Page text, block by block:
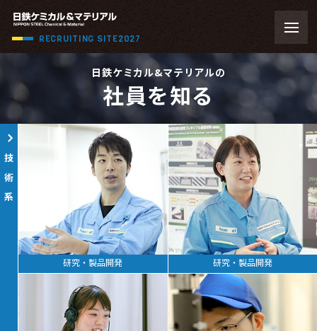
RECRUITING SITE2027
メッセージ
トップメッセージ
コンセプト
私たちの
事業フィールド
数字で見る
仕事と社員
職種 プロジェクトストーリー
座談会
ギャラリーフォトギャラリー
ムービーギャラリー
インフォメーション
採用FAQ
国内・海外拠点
2028年卒
ENTRY
MY PAGE
日鉄ケミカル&マテリアルの
社員を知る
技術系
研究・製品開発 研究・製品開発